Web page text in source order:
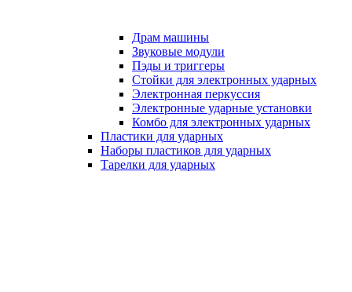
Драм машины
Звуковые модули
Пэды и триггеры
Стойки для электронных ударных
Электронная перкуссия
Электронные ударные установки
Комбо для электронных ударных
Пластики для ударных
Наборы пластиков для ударных
Тарелки для ударных